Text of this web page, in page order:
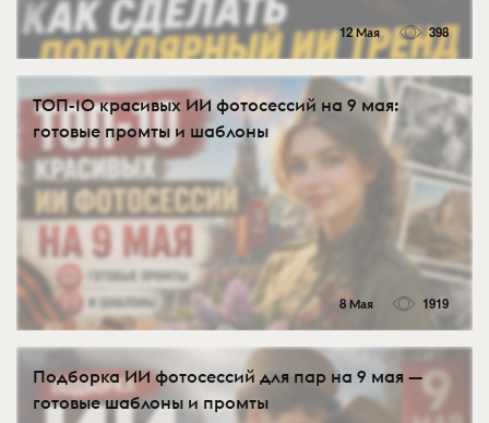
12 Мая 398
ТОП-10 красивых ИИ фотосессий на 9 мая:
готовые промты и шаблоны
8 Мая 1919
Подборка ИИ фотосессий для пар на 9 мая —
готовые шаблоны и промты